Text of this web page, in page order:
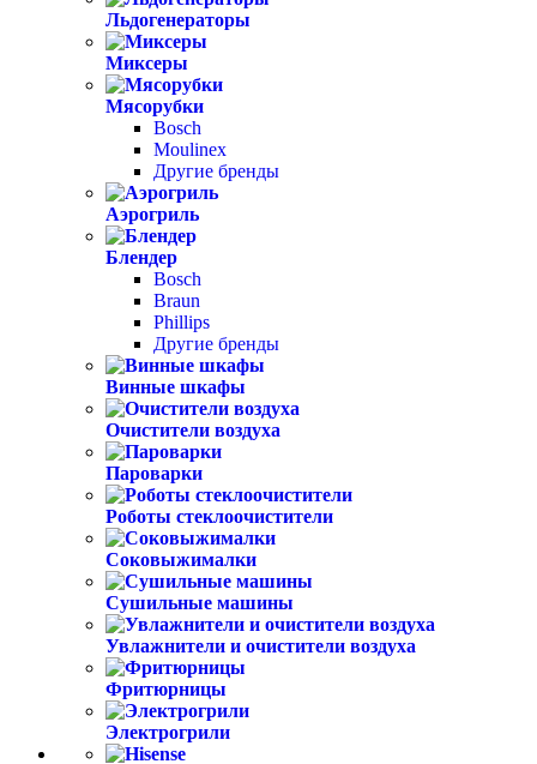
Льдогенераторы
Миксеры
Мясорубки
Bosch
Moulinex
Другие бренды
Аэрогриль
Блендер
Bosch
Braun
Phillips
Другие бренды
Винные шкафы
Очистители воздуха
Пароварки
Роботы стеклоочистители
Соковыжималки
Сушильные машины
Увлажнители и очистители воздуха
Фритюрницы
Электрогрили